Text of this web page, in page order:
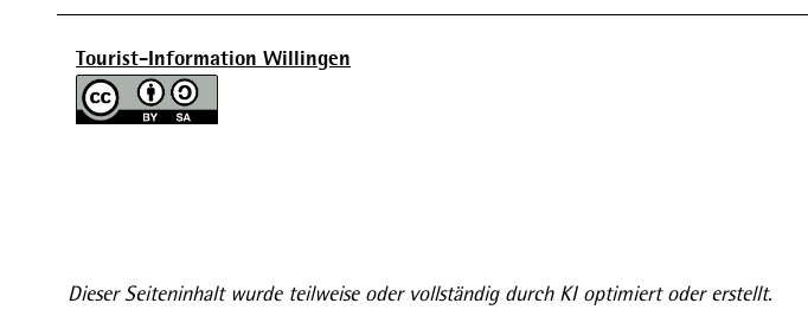
Tourist-Information Willingen
Dieser Seiteninhalt wurde teilweise oder vollständig durch KI optimiert oder erstellt.